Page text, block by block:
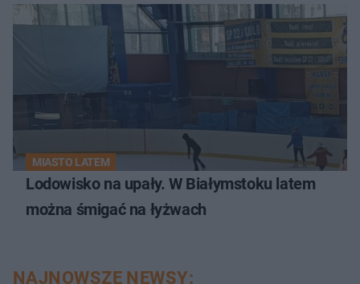
MIASTO LATEM
Lodowisko na upały. W Białymstoku latem
można śmigać na łyżwach
NAJNOWSZE NEWSY: